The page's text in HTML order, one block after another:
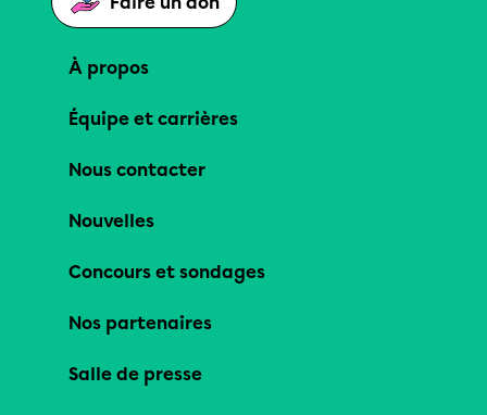
À propos
Équipe et carrières
Nous contacter
Nouvelles
Concours et sondages
Nos partenaires
Salle de presse